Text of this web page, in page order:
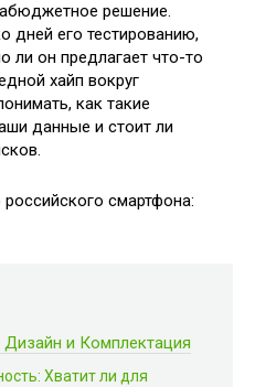
решение.
дней его тестированию,
ли он предлагает что-то
хайп вокруг
как такие
данные и стоит ли
Дизайн и Комплектация
Хватит ли для